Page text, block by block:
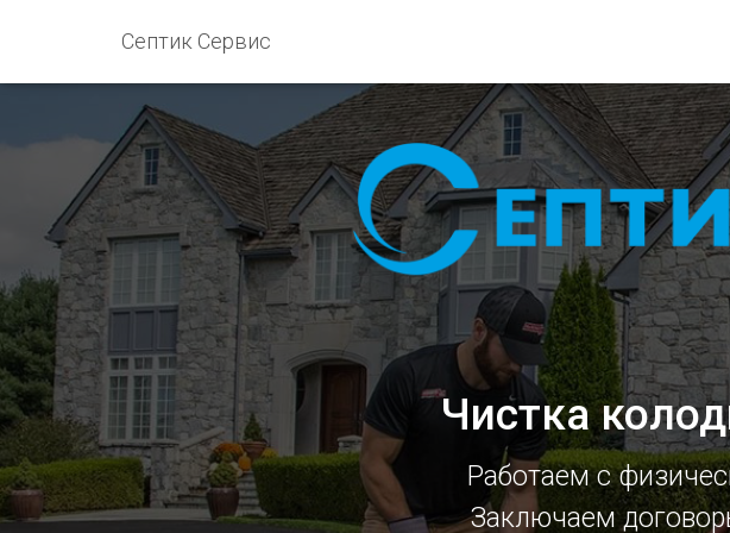
Септик Сервис
Чистка
Работаем с
Заключаем